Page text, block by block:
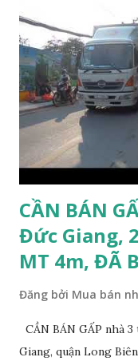
khách thiện chí mua
tiện ích xung quanh
trước Tết Âm lịch; *
trước nhà là khoảng
cuối ngõ 206 Cổ Linh
Linh khoảng 150m; *
khoảng 200m; *
Cách Trường Tiểu
CẦN BÁN
Đức Giang,
MT 4m, ĐÃ
Đăng bởi Mua bán
CẦN BÁN GẤP nhà
Giang, quận Long